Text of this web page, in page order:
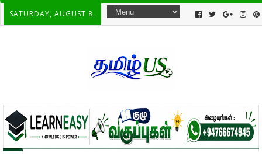
SATURDAY, AUGUST 8.